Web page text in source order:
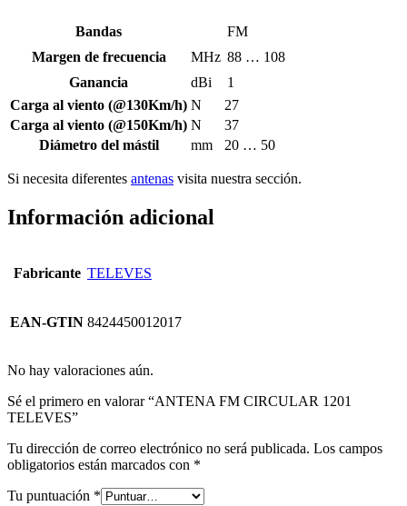
Bandas
FM
Margen de frecuencia
MHz 88 … 108
Ganancia
dBi
1
Carga al viento (@130Km/h) N
27
Carga al viento (@150Km/h) N
37
Diámetro del mástil
mm 20 … 50
Si necesita diferentes antenas visita nuestra sección.
Información adicional
Fabricante TELEVES
EAN-GTIN 8424450012017
No hay valoraciones aún.
Sé el primero en valorar “ANTENA FM CIRCULAR 1201
TELEVES”
Tu dirección de correo electrónico no será publicada. Los campos
obligatorios están marcados con *
Tu puntuación *